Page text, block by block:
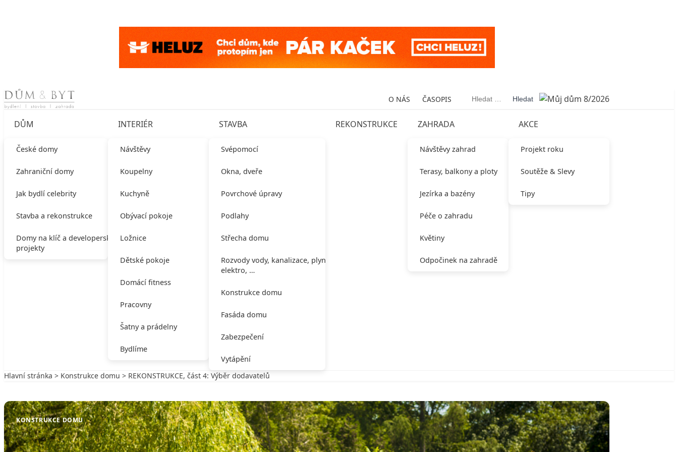
Skip to content O NÁS ČASOPIS Vyhledávání
DŮM
České domy
Zahraniční domy
Jak bydlí celebrity
Stavba a rekonstrukce
Domy na klíč a developerské
projekty
INTERIÉR
Návštěvy
Koupelny
Kuchyně
Obývací pokoje
Ložnice
Dětské pokoje
Domácí fitness
Pracovny
Šatny a prádelny
Bydlíme
STAVBA
Svépomocí
Okna, dveře
Povrchové úpravy
Podlahy
Střecha domu
Rozvody vody, kanalizace, plynu,
elektro, …
Konstrukce domu
Fasáda domu
Zabezpečení
Vytápění
REKONSTRUKCE ZAHRADA
Návštěvy zahrad
Terasy, balkony a ploty
Jezírka a bazény
Péče o zahradu
Květiny
Odpočinek na zahradě
AKCE
Projekt roku
Soutěže & Slevy
Tipy
Hlavní stránka > Konstrukce domu > REKONSTRUKCE, část 4: Výběr dodavatelů
KONSTRUKCE DOMU